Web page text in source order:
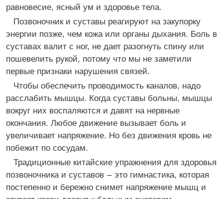
равновесие, ясный ум и здоровье тела.
Позвоночник и суставы реагируют на закупорку
энергии позже, чем кожа или органы дыхания. Боль в
суставах валит с ног, не дает разогнуть спину или
пошевелить рукой, потому что мы не заметили
первые признаки нарушения связей.
Чтобы обеспечить проводимость каналов, надо
расслабить мышцы. Когда суставы больны, мышцы
вокруг них воспаляются и давят на нервные
окончания. Любое движение вызывает боль и
увеличивает напряжение. Но без движения кровь не
побежит по сосудам.
Традиционные китайские упражнения для здоровья
позвоночника и суставов – это гимнастика, которая
постепенно и бережно снимет напряжение мышц и